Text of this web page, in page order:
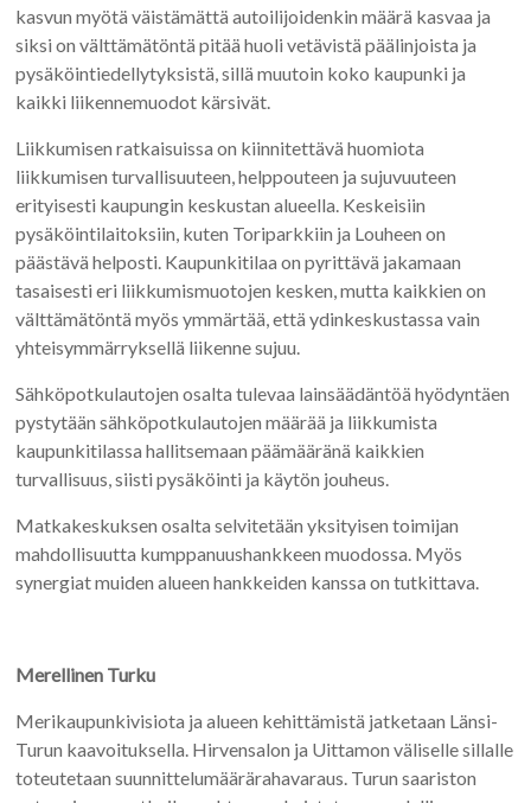
kasvun myötä väistämättä autoilijoidenkin määrä kasvaa ja
siksi on välttämätöntä pitää huoli vetävistä päälinjoista ja
pysäköintiedellytyksistä, sillä muutoin koko kaupunki ja
kaikki liikennemuodot kärsivät.
Liikkumisen ratkaisuissa on kiinnitettävä huomiota
liikkumisen turvallisuuteen, helppouteen ja sujuvuuteen
erityisesti kaupungin keskustan alueella. Keskeisiin
pysäköintilaitoksiin, kuten Toriparkkiin ja Louheen on
päästävä helposti. Kaupunkitilaa on pyrittävä jakamaan
tasaisesti eri liikkumismuotojen kesken, mutta kaikkien on
välttämätöntä myös ymmärtää, että ydinkeskustassa vain
yhteisymmärryksellä liikenne sujuu.
Sähköpotkulautojen osalta tulevaa lainsäädäntöä hyödyntäen
pystytään sähköpotkulautojen määrää ja liikkumista
kaupunkitilassa hallitsemaan päämääränä kaikkien
turvallisuus, siisti pysäköinti ja käytön jouheus.
Matkakeskuksen osalta selvitetään yksityisen toimijan
mahdollisuutta kumppanuushankkeen muodossa. Myös
synergiat muiden alueen hankkeiden kanssa on tutkittava.
Merellinen Turku
Merikaupunkivisiota ja alueen kehittämistä jatketaan Länsi-
Turun kaavoituksella. Hirvensalon ja Uittamon väliselle sillalle
toteutetaan suunnittelumäärärahavaraus. Turun saariston